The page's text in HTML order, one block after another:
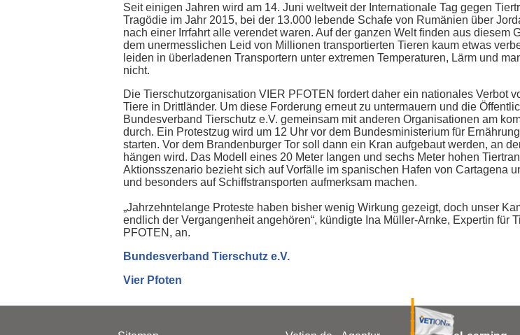
Seit einigen Jahren wird am 14. Juni weltweit der Internationale Tag gegen
Tragödie im Jahr 2015, bei der 13.000 lebende Schafe von Rumänien über
nach einer Irrfahrt alle verendet waren. Auf der ganzen Welt finden aus diesem
dem unermesslichen Leid von Millionen transportierten Tieren kaum etwas
leiden in überladenen Transportern unter extremen Temperaturen, Lärm und
nicht.
Die Tierschutzorganisation VIER PFOTEN fordert daher ein nationales Verbot
Tiere in Drittländer. Um diese Forderung erneut zu untermauern und die
Bundesverband Tierschutz e.V. gemeinsam mit anderen Organisationen am
durch. Ein Protestzug wird um 12 Uhr vor dem Bundesministerium für
starten. Vor dem Brandenburger Tor soll dann ein Kran aufgebaut werden, an
hängen wird. Das Modell eines 20 Meter langen und sechs Meter hohen
Aktionsszenario bezieht sich auf Vorfälle im spanischen Hafen von Cartagena
und besonders auf Schiffstransporten aufmerksam machen.
„Jahrzehntelange Proteste haben bisher wenig Wirkung gezeigt, doch unser
endlich der Vergangenheit angehören“, kündigte Ina Müller-Arnke, Expertin für
PFOTEN, an.
Bundesverband Tierschutz e.V.
Vier Pfoten